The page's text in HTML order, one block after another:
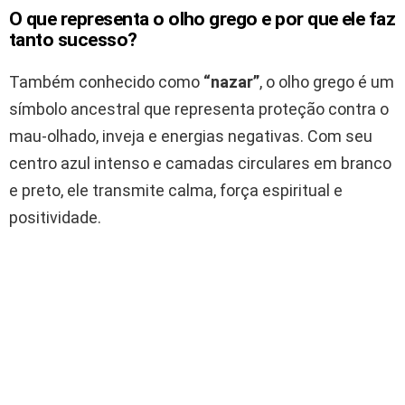
O que representa o olho grego e por que ele faz
tanto sucesso?
Também conhecido como “nazar”, o olho grego é um
símbolo ancestral que representa proteção contra o
mau-olhado, inveja e energias negativas. Com seu
centro azul intenso e camadas circulares em branco
e preto, ele transmite calma, força espiritual e
positividade.